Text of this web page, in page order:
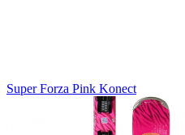
SuperForza Pink Konect